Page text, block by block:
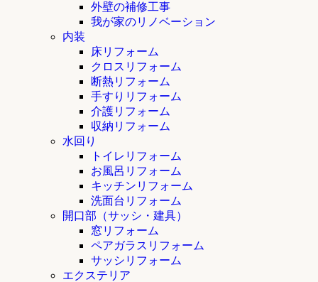
外壁の補修工事
我が家のリノベーション
内装
床リフォーム
クロスリフォーム
断熱リフォーム
手すりリフォーム
介護リフォーム
収納リフォーム
水回り
トイレリフォーム
お風呂リフォーム
キッチンリフォーム
洗面台リフォーム
開口部（サッシ・建具）
窓リフォーム
ペアガラスリフォーム
サッシリフォーム
エクステリア